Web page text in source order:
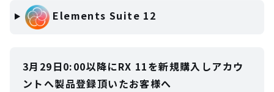
Elements Suite 12
3月29日0:00以降にRX 11を新規購入しアカウ
ントへ製品登録頂いたお客様へ